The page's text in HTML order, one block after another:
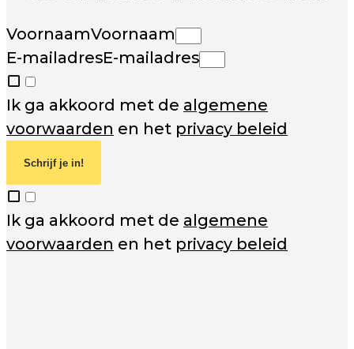
VoornaamVoornaam
E-mailadresE-mailadres
Ik ga akkoord met de algemene
voorwaarden en het privacy beleid
Schrijf je in!
Ik ga akkoord met de algemene
voorwaarden en het privacy beleid